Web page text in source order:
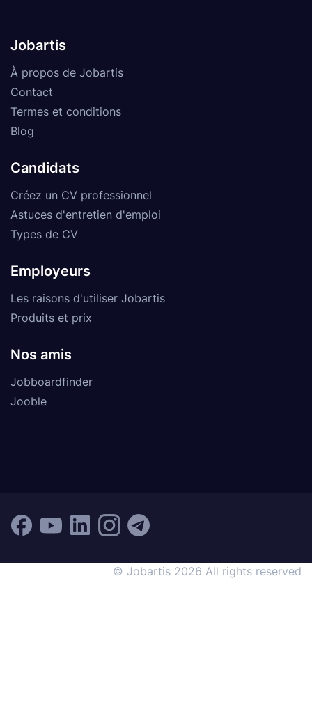
Jobartis
À propos de Jobartis
Contact
Termes et conditions
Blog
Candidats
Créez un CV professionnel
Astuces d'entretien d'emploi
Types de CV
Employeurs
Les raisons d'utiliser Jobartis
Produits et prix
Nos amis
Jobboardfinder
Jooble
© Jobartis 2026 All rights reserved